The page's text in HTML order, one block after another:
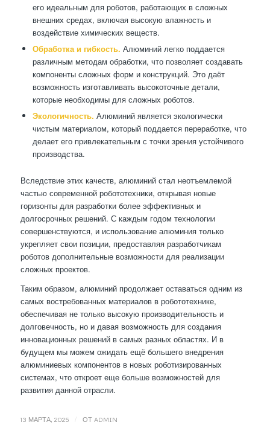
его идеальным для роботов, работающих в сложных
внешних средах, включая высокую влажность и
воздействие химических веществ.
Обработка и гибкость. Алюминий легко поддается
различным методам обработки, что позволяет создавать
компоненты сложных форм и конструкций. Это даёт
возможность изготавливать высокоточные детали,
которые необходимы для сложных роботов.
Экологичность. Алюминий является экологически
чистым материалом, который поддается переработке, что
делает его привлекательным с точки зрения устойчивого
производства.
Вследствие этих качеств, алюминий стал неотъемлемой
частью современной робототехники, открывая новые
горизонты для разработки более эффективных и
долгосрочных решений. С каждым годом технологии
совершенствуются, и использование алюминия только
укрепляет свои позиции, предоставляя разработчикам
роботов дополнительные возможности для реализации
сложных проектов.
Таким образом, алюминий продолжает оставаться одним из
самых востребованных материалов в робототехнике,
обеспечивая не только высокую производительность и
долговечность, но и давая возможность для создания
инновационных решений в самых разных областях. И в
будущем мы можем ожидать ещё большего внедрения
алюминиевых компонентов в новых роботизированных
системах, что откроет еще больше возможностей для
развития данной отрасли.
13 МАРТА, 2025 ОТ ADMIN